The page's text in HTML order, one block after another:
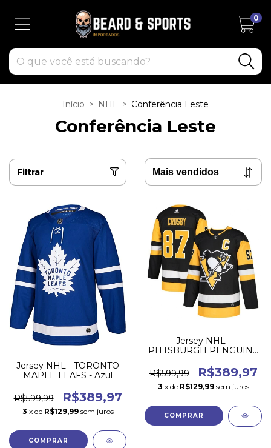
0
Início > NHL > Conferência Leste
Conferência Leste
Filtrar
Jersey NHL - TORONTO
MAPLE LEAFS - Azul
R$599,99 R$389,97
3 x de R$129,99 sem juros
COMPRAR
Jersey NHL -
PITTSBURGH PENGUINS
R$599,99
R$389,97
3 x de R$129,99 sem juros
COMPRAR